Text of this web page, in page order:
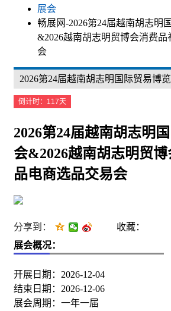
展会
畅展网-2026第24届越南胡志明
&2026越南胡志明贸博会消费品
会
倒计时：117天
2026第24届越南胡志明
会&2026越南胡志明贸
品电商选品交易会
分享到：
收藏：
展会概况：
开展日期：2026-12-04
结束日期：2026-12-06
展会周期：一年一届